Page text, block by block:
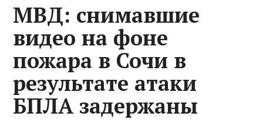
МВД: снимавшие
видео на фоне
пожара в Сочи в
результате атаки
БПЛА задержаны